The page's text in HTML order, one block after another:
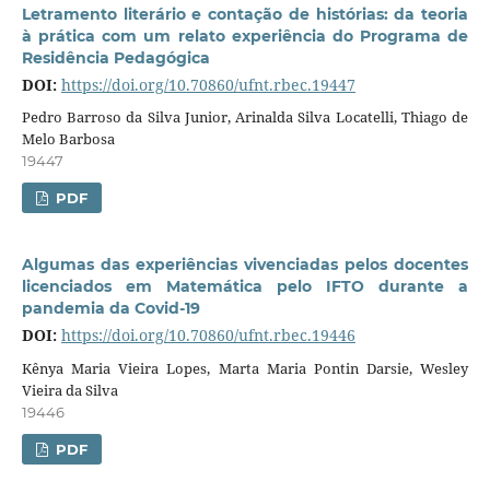
Letramento literário e contação de histórias: da teoria
à prática com um relato experiência do Programa de
Residência Pedagógica
DOI: https://doi.org/10.70860/ufnt.rbec.19447
Pedro Barroso da Silva Junior, Arinalda Silva Locatelli, Thiago de
Melo Barbosa
19447
PDF
Algumas das experiências vivenciadas pelos docentes
licenciados em Matemática pelo IFTO durante a
pandemia da Covid-19
DOI: https://doi.org/10.70860/ufnt.rbec.19446
Kênya Maria Vieira Lopes, Marta Maria Pontin Darsie, Wesley
Vieira da Silva
19446
PDF